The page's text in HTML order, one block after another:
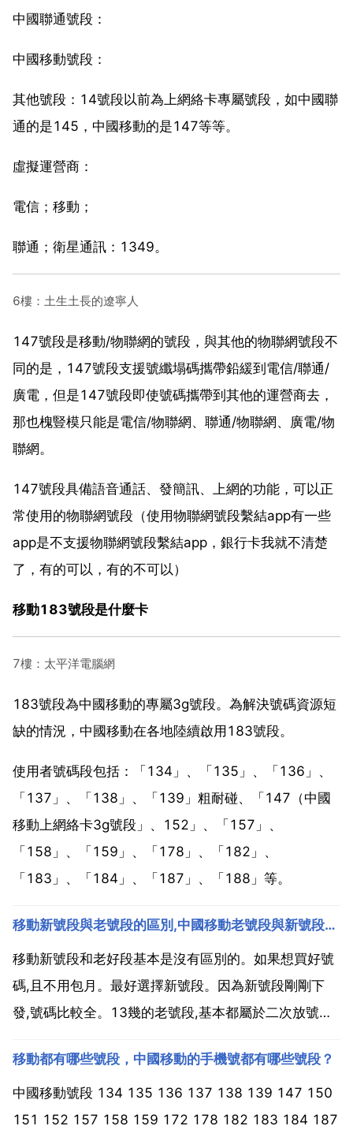
中國聯通號段：
中國移動號段：
其他號段：14號段以前為上網絡卡專屬號段，如中國聯
通的是145，中國移動的是147等等。
虛擬運營商：
電信；移動；
聯通；衛星通訊：1349。
6樓：土生土長的遼寧人
147號段是移動/物聯網的號段，與其他的物聯網號段不
同的是，147號段支援號纖塌碼攜帶鉛緩到電信/聯通/
廣電，但是147號段即使號碼攜帶到其他的運營商去，
那也槐豎模只能是電信/物聯網、聯通/物聯網、廣電/物
聯網。
147號段具備語音通話、發簡訊、上網的功能，可以正
常使用的物聯網號段（使用物聯網號段繫結app有一些
app是不支援物聯網號段繫結app，銀行卡我就不清楚
了，有的可以，有的不可以）
移動183號段是什麼卡
7樓：太平洋電腦網
183號段為中國移動的專屬3g號段。為解決號碼資源短
缺的情況，中國移動在各地陸續啟用183號段。
使用者號碼段包括：「134」、「135」、「136」、
「137」、「138」、「139」粗耐碰、「147（中國
移動上網絡卡3g號段」、152」、「157」、
「158」、「159」、「178」、「182」、
「183」、「184」、「187」、「188」等。
移動新號段與老號段的區別,中國移動老號段與新號段哪個訊號好,上網快
移動新號段和老好段基本是沒有區別的。如果想買好號
碼,且不用包月。最好選擇新號段。因為新號段剛剛下
發,號碼比較全。13幾的老號段,基本都屬於二次放號。
號段哪個訊號好,上網快?都差不多一樣,訊號好這個問題
只與只是手機和手機網路訊號的問題,和卡無關,所以都...
移動都有哪些號段，中國移動的手機號都有哪些號段？
中國移動號段 134 135 136 137 138 139 147 150
151 152 157 158 159 172 178 182 183 184 187